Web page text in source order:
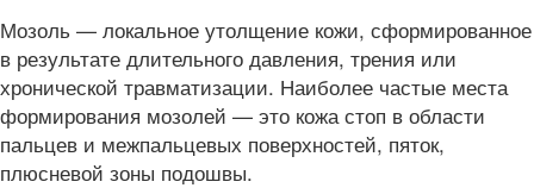
Мозоль — локальное утолщение кожи, сформированное
в результате длительного давления, трения или
хронической травматизации. Наиболее частые места
формирования мозолей — это кожа стоп в области
пальцев и межпальцевых поверхностей, пяток,
плюсневой зоны подошвы.